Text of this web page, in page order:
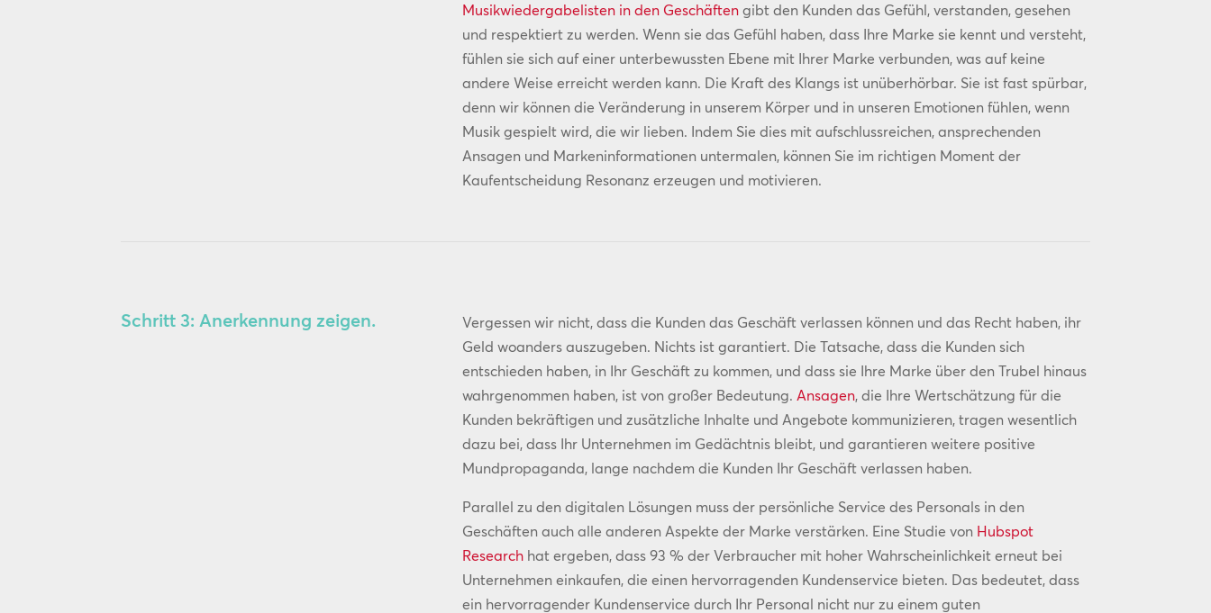
Musikwiedergabelisten in den Geschäftengibt den Kunden das Gefühl, verstanden, gesehen
und respektiert zu werden. Wenn sie das Gefühl haben, dass Ihre Marke sie kennt und versteht,
fühlen sie sich auf einer unterbewussten Ebene mit Ihrer Marke verbunden, was auf keine
andere Weise erreicht werden kann. Die Kraft des Klangs ist unüberhörbar. Sie ist fast spürbar,
denn wir können die Veränderung in unserem Körper und in unseren Emotionen fühlen, wenn
Musik gespielt wird, die wir lieben. Indem Sie dies mit aufschlussreichen, ansprechenden
Ansagen und Markeninformationen untermalen, können Sie im richtigen Moment der
Kaufentscheidung Resonanz erzeugen und motivieren.
Schritt 3: Anerkennung zeigen.
Vergessen wir nicht, dass die Kunden das Geschäft verlassen können und das Recht haben, ihr
Geld woanders auszugeben. Nichts ist garantiert. Die Tatsache, dass die Kunden sich
entschieden haben, in Ihr Geschäft zu kommen, und dass sie Ihre Marke über den Trubel hinaus
wahrgenommen haben, ist von großer Bedeutung. Ansagen, die Ihre Wertschätzung für die
Kunden bekräftigen und zusätzliche Inhalte und Angebote kommunizieren, tragen wesentlich
dazu bei, dass Ihr Unternehmen im Gedächtnis bleibt, und garantieren weitere positive
Mundpropaganda, lange nachdem die Kunden Ihr Geschäft verlassen haben.
Parallel zu den digitalen Lösungen muss der persönliche Service des Personals in den
Geschäften auch alle anderen Aspekte der Marke verstärken. Eine Studie von Hubspot
Researchhat ergeben, dass 93 % der Verbraucher mit hoher Wahrscheinlichkeit erneut bei
Unternehmen einkaufen, die einen hervorragenden Kundenservice bieten. Das bedeutet, dass
ein hervorragender Kundenservice durch Ihr Personal nicht nur zu einem guten